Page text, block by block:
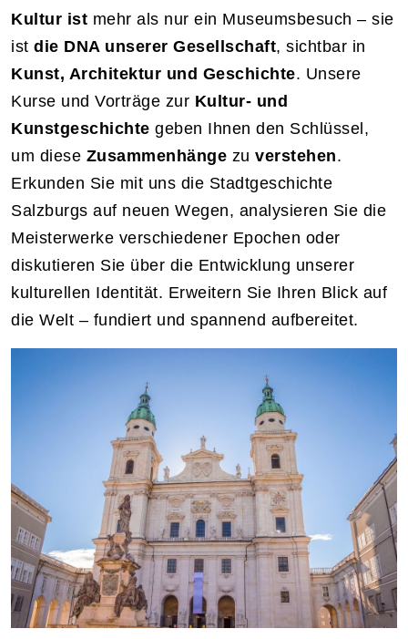
Kultur ist mehr als nur ein Museumsbesuch – sie
ist die DNA unserer Gesellschaft, sichtbar in
Kunst, Architektur und Geschichte. Unsere
Kurse und Vorträge zur Kultur- und
Kunstgeschichte geben Ihnen den Schlüssel,
um diese Zusammenhänge zu verstehen.
Erkunden Sie mit uns die Stadtgeschichte
Salzburgs auf neuen Wegen, analysieren Sie die
Meisterwerke verschiedener Epochen oder
diskutieren Sie über die Entwicklung unserer
kulturellen Identität. Erweitern Sie Ihren Blick auf
die Welt – fundiert und spannend aufbereitet.